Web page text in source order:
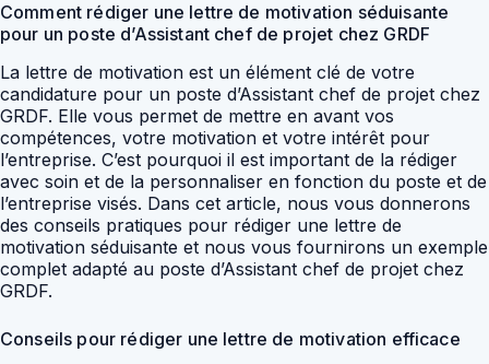
Comment rédiger une lettre de motivation séduisante
pour un poste d’Assistant chef de projet chez GRDF
La lettre de motivation est un élément clé de votre
candidature pour un poste d’Assistant chef de projet chez
GRDF. Elle vous permet de mettre en avant vos
compétences, votre motivation et votre intérêt pour
l’entreprise. C’est pourquoi il est important de la rédiger
avec soin et de la personnaliser en fonction du poste et de
l’entreprise visés. Dans cet article, nous vous donnerons
des conseils pratiques pour rédiger une lettre de
motivation séduisante et nous vous fournirons un exemple
complet adapté au poste d’Assistant chef de projet chez
GRDF.
Conseils pour rédiger une lettre de motivation efficace